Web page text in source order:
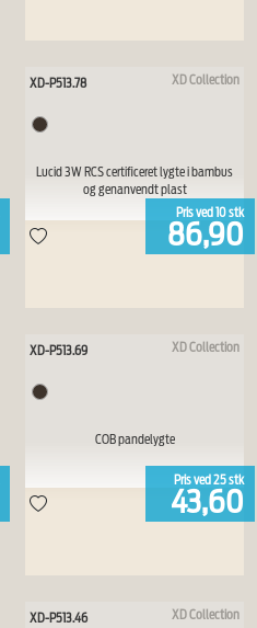
XD Collection
XD-P513.78
Lucid 3W RCS certificeret lygte i bambus
og genanvendt plast
Pris ved 10stk
86,90
XD Collection
XD-P513.69
COB pandelygte
Pris ved 25stk
43,60
XD Collection
XD-P513.46